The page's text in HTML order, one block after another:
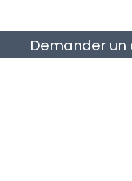
Demander un